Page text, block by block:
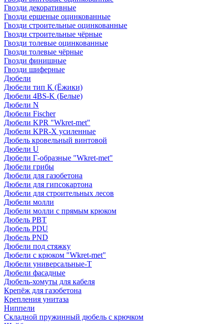
Гвозди декоративные
Гвозди ершеные оцинкованные
Гвозди строительные оцинкованные
Гвозди строительные чёрные
Гвозди толевые оцинкованные
Гвозди толевые чёрные
Гвозди финишные
Гвозди шиферные
Дюбели
Дюбели тип К (Ёжики)
Дюбели 4BS-K (Белые)
Дюбели N
Дюбели Fischer
Дюбели KPR "Wkret-met"
Дюбели KPR-Х усиленные
Дюбель кровельный винтовой
Дюбели U
Дюбели Г-образные "Wkret-met"
Дюбели грибы
Дюбели для газобетона
Дюбели для гипсокартона
Дюбели для строительных лесов
Дюбели молли
Дюбели молли с прямым крюком
Дюбель PBT
Дюбель PDU
Дюбель PND
Дюбели под стяжку
Дюбели с крюком "Wkret-met"
Дюбели универсальные-Т
Дюбели фасадные
Дюбель-хомуты для кабеля
Крепёж для газобетона
Крепления унитаза
Ниппели
Складной пружинный дюбель с крючком